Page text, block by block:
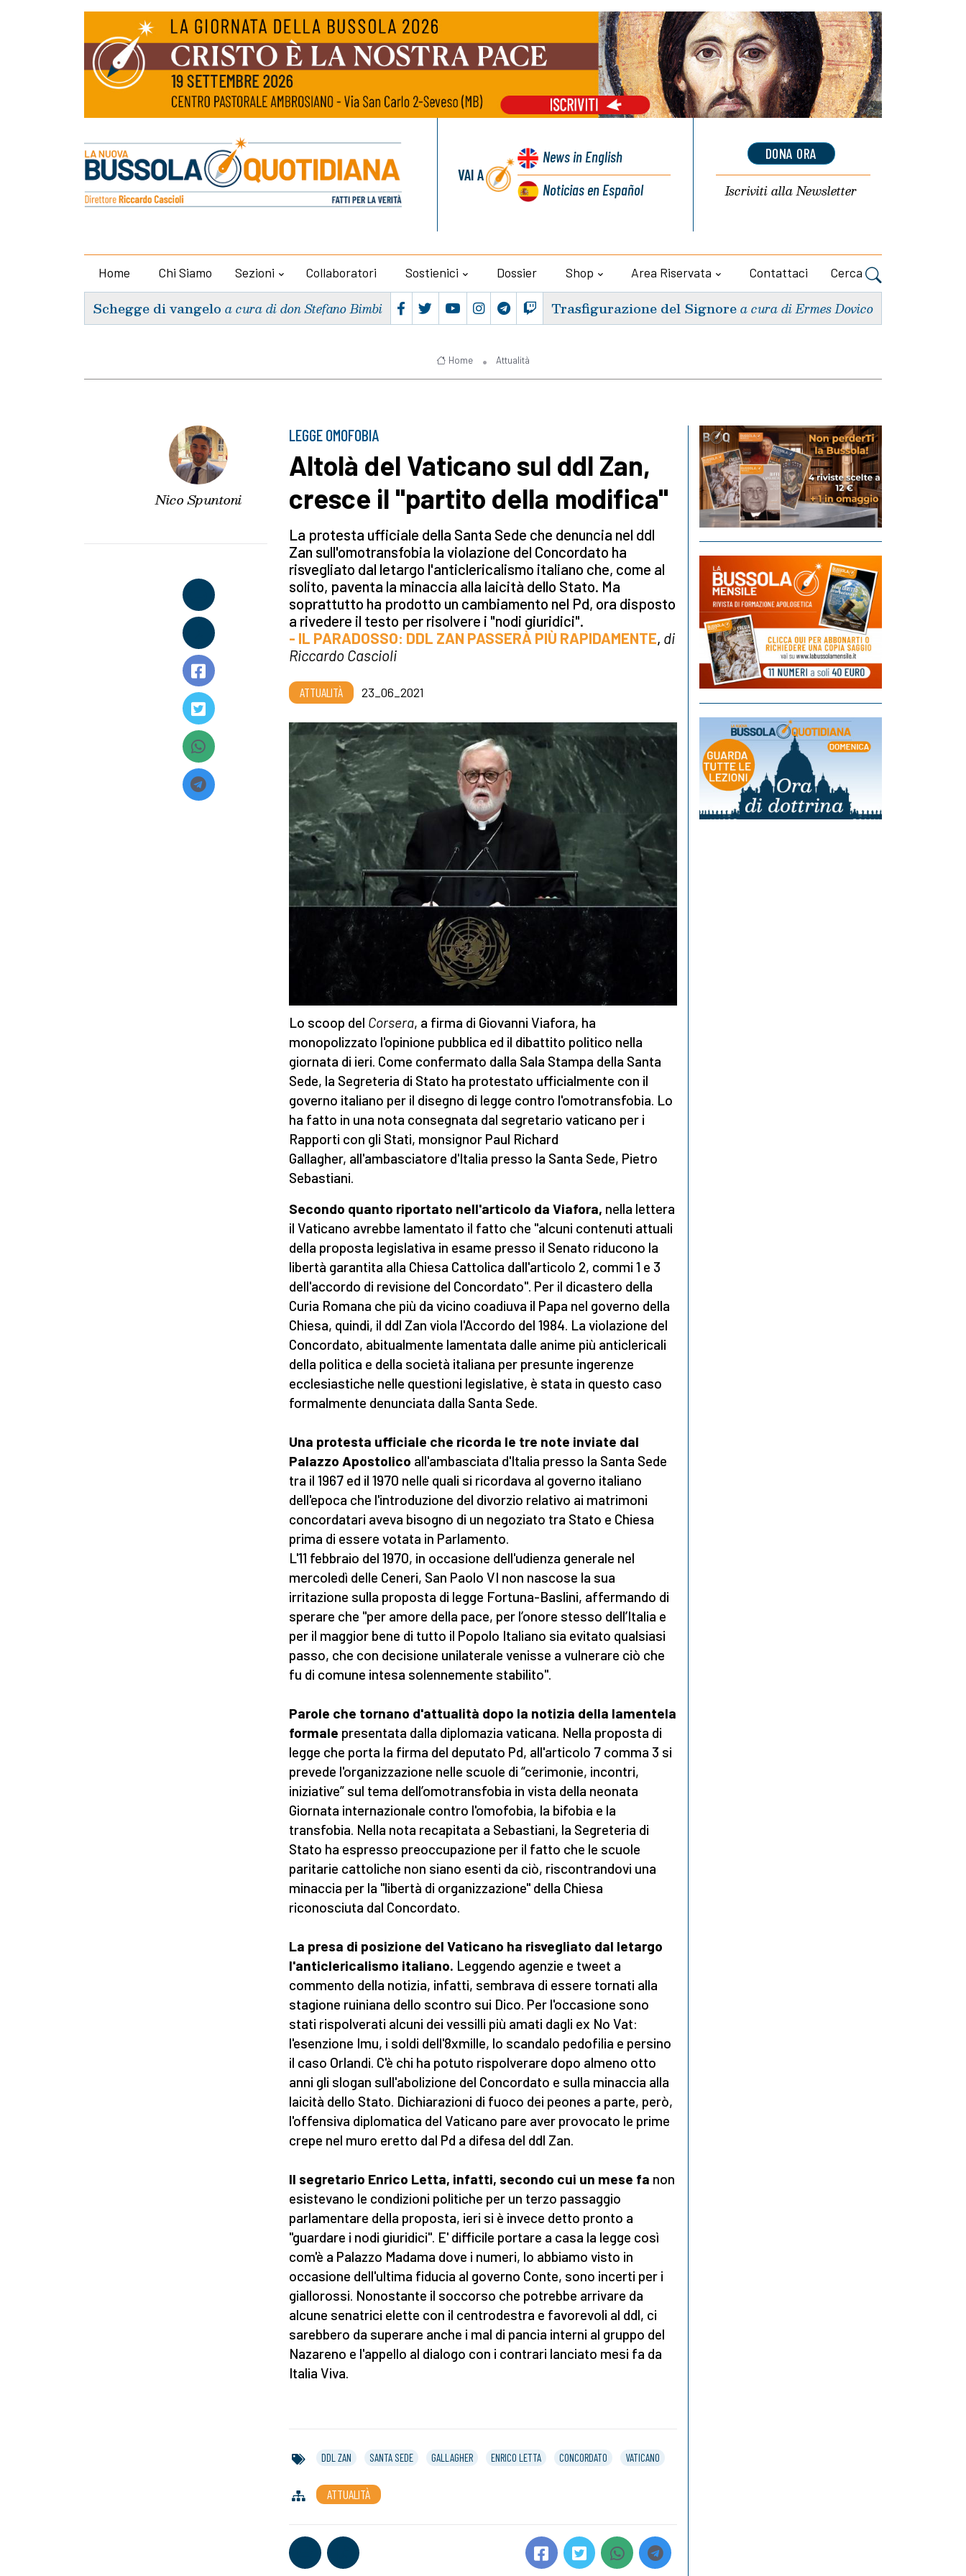
VAI A
Newsin English
Noticiasen Español
DONA ORA
Iscriviti allaNewsletter
Home Chi Siamo Sezioni Collaboratori Sostienici Dossier Shop Area Riservata Contattaci Cerca
Schegge di vangelo a cura di don Stefano Bimbi Trasfigurazione del Signorea cura di Ermes Dovico
Home Attualità
Nico Spuntoni
LEGGE OMOFOBIA
Altolà del Vaticano sul ddl Zan,
cresce il "partito della modifica"
La protesta ufficiale della Santa Sede che denuncia nel ddl
Zan sull'omotransfobia la violazione del Concordato ha
risvegliato dal letargo l'anticlericalismo italiano che, come al
solito, paventa la minaccia alla laicità dello Stato. Ma
soprattutto ha prodotto un cambiamento nel Pd, ora disposto
a rivedere il testo per risolvere i "nodi giuridici".
- IL PARADOSSO: DDL ZAN PASSERÀ PIÙ RAPIDAMENTE, di
Riccardo Cascioli
ATTUALITÀ 23_06_2021
Lo scoop del Corsera, a firma di Giovanni Viafora, ha
monopolizzato l'opinione pubblica ed il dibattito politico nella
giornata di ieri. Come confermato dalla Sala Stampa della Santa
Sede, la Segreteria di Stato ha protestato ufficialmente con il
governo italiano per il disegno di legge contro l'omotransfobia. Lo
ha fatto in una nota consegnata dal segretario vaticano per i
Rapporti con gli Stati, monsignor Paul Richard
Gallagher, all'ambasciatore d'Italia presso la Santa Sede, Pietro
Sebastiani.
Secondo quanto riportato nell'articolo da Viafora, nella lettera
il Vaticano avrebbe lamentato il fatto che "alcuni contenuti attuali
della proposta legislativa in esame presso il Senato riducono la
libertà garantita alla Chiesa Cattolica dall'articolo 2, commi 1 e 3
dell'accordo di revisione del Concordato". Per il dicastero della
Curia Romana che più da vicino coadiuva il Papa nel governo della
Chiesa, quindi, il ddl Zan viola l'Accordo del 1984. La violazione del
Concordato, abitualmente lamentata dalle anime più anticlericali
della politica e della società italiana per presunte ingerenze
ecclesiastiche nelle questioni legislative, è stata in questo caso
formalmente denunciata dalla Santa Sede.
Una protesta ufficiale che ricorda le tre note inviate dal
Palazzo Apostolico all'ambasciata d'Italia presso la Santa Sede
tra il 1967 ed il 1970 nelle quali si ricordava al governo italiano
dell'epoca che l'introduzione del divorzio relativo ai matrimoni
concordatari aveva bisogno di un negoziato tra Stato e Chiesa
prima di essere votata in Parlamento.
L'11 febbraio del 1970, in occasione dell'udienza generale nel
mercoledì delle Ceneri, San Paolo VI non nascose la sua
irritazione sulla proposta di legge Fortuna-Baslini, affermando di
sperare che "per amore della pace, per l’onore stesso dell’Italia e
per il maggior bene di tutto il Popolo Italiano sia evitato qualsiasi
passo, che con decisione unilaterale venisse a vulnerare ciò che
fu di comune intesa solennemente stabilito".
Parole che tornano d'attualità dopo la notizia della lamentela
formale presentata dalla diplomazia vaticana. Nella proposta di
legge che porta la firma del deputato Pd, all'articolo 7 comma 3 si
prevede l'organizzazione nelle scuole di “cerimonie, incontri,
iniziative” sul tema dell’omotransfobia in vista della neonata
Giornata internazionale contro l'omofobia, la bifobia e la
transfobia. Nella nota recapitata a Sebastiani, la Segreteria di
Stato ha espresso preoccupazione per il fatto che le scuole
paritarie cattoliche non siano esenti da ciò, riscontrandovi una
minaccia per la "libertà di organizzazione" della Chiesa
riconosciuta dal Concordato.
La presa di posizione del Vaticano ha risvegliato dal letargo
l'anticlericalismo italiano. Leggendo agenzie e tweet a
commento della notizia, infatti, sembrava di essere tornati alla
stagione ruiniana dello scontro sui Dico. Per l'occasione sono
stati rispolverati alcuni dei vessilli più amati dagli ex No Vat:
l'esenzione Imu, i soldi dell'8xmille, lo scandalo pedofilia e persino
il caso Orlandi. C'è chi ha potuto rispolverare dopo almeno otto
anni gli slogan sull'abolizione del Concordato e sulla minaccia alla
laicità dello Stato. Dichiarazioni di fuoco dei peones a parte, però,
l'offensiva diplomatica del Vaticano pare aver provocato le prime
crepe nel muro eretto dal Pd a difesa del ddl Zan.
Il segretario Enrico Letta, infatti, secondo cui un mese fa non
esistevano le condizioni politiche per un terzo passaggio
parlamentare della proposta, ieri si è invece detto pronto a
"guardare i nodi giuridici". E' difficile portare a casa la legge così
com'è a Palazzo Madama dove i numeri, lo abbiamo visto in
occasione dell'ultima fiducia al governo Conte, sono incerti per i
giallorossi. Nonostante il soccorso che potrebbe arrivare da
alcune senatrici elette con il centrodestra e favorevoli al ddl, ci
sarebbero da superare anche i mal di pancia interni al gruppo del
Nazareno e l'appello al dialogo con i contrari lanciato mesi fa da
Italia Viva.
DDL ZAN SANTA SEDE GALLAGHER ENRICO LETTA CONCORDATO VATICANO
ATTUALITÀ